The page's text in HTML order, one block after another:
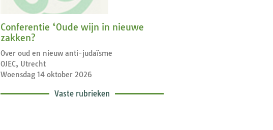
Conferentie ‘Oude wijn in nieuwe
zakken?
Over oud en nieuw anti-judaïsme
OJEC, Utrecht
Woensdag 14 oktober 2026
Vaste rubrieken